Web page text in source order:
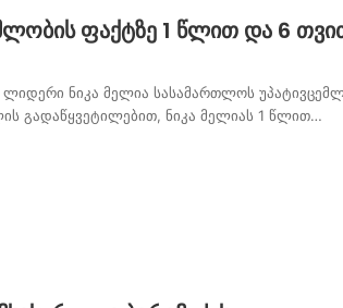
ფაქტზე 1 წლით და 6
ნიკა მელია სასამართლოს
გადაწყვეტილებით, ნიკა მელიას 1 წლით…